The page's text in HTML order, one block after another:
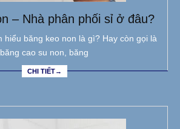
– Nhà phân phối sỉ ở đâu?
hiểu băng keo non là gì? Hay còn gọi là
băng cao su non, băng
CHI TIẾT→